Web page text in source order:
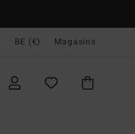
BE (€) Magasins